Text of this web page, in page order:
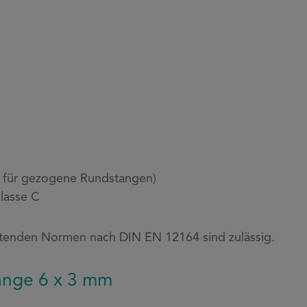
gezogene Rundstangen)
C
Normen nach DIN EN 12164 sind zulässig.
6 x 3 mm